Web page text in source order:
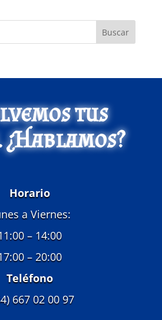
Buscar
tus
Horario
a Viernes:
– 14:00
– 20:00
Teléfono
667 02 00 97